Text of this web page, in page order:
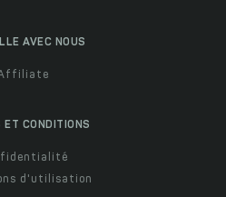
AVEC NOUS
ET CONDITIONS
d'utilisation